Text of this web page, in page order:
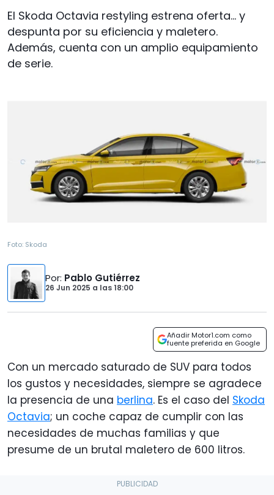
El Skoda Octavia restyling estrena oferta… y
despunta por su eficiencia y maletero.
Además, cuenta con un amplio equipamiento
de serie.
Foto: Skoda
Por: Pablo Gutiérrez
26 Jun 2025 a las18:00
Añadir Motor1.com como
fuente preferida en Google
Con un mercado saturado de SUV para todos
los gustos y necesidades, siempre se agradece
la presencia de una berlina. Es el caso del Skoda
Octavia; un coche capaz de cumplir con las
necesidades de muchas familias y que
presume de un brutal maletero de 600 litros.